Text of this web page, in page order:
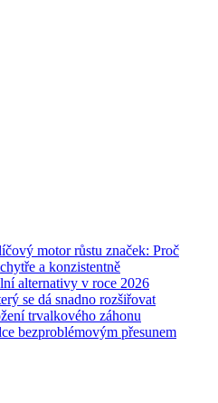
motor růstu značek: Proč
a konzistentně
alternativy v roce 2026
se dá snadno rozšiřovat
trvalkového záhonu
bezproblémovým přesunem